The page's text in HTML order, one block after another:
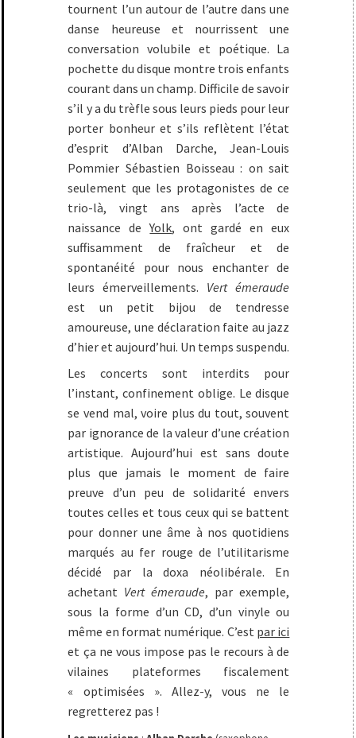
tournent l’un autour de l’autre dans une
danse heureuse et nourrissent une
conversation volubile et poétique. La
pochette du disque montre trois enfants
courant dans un champ. Difficile de savoir
s’il y a du trèfle sous leurs pieds pour leur
porter bonheur et s’ils reflètent l’état
d’esprit d’Alban Darche, Jean-Louis
Pommier Sébastien Boisseau : on sait
seulement que les protagonistes de ce
trio-là, vingt ans après l’acte de
naissance deYolk, ont gardé en eux
suffisamment de fraîcheur et de
spontanéité pour nous enchanter de
leurs émerveillements. Vert émeraude
est un petit bijou de tendresse
amoureuse, une déclaration faite au jazz
d’hier et aujourd’hui. Un temps suspendu.
Les concerts sont interdits pour
l’instant, confinement oblige. Le disque
se vend mal, voire plus du tout, souvent
par ignorance de la valeur d’une création
artistique. Aujourd’hui est sans doute
plus que jamais le moment de faire
preuve d’un peu de solidarité envers
toutes celles et tous ceux qui se battent
pour donner une âme à nos quotidiens
marqués au fer rouge de l’utilitarisme
décidé par la doxa néolibérale. En
achetant Vert émeraude, par exemple,
sous la forme d’un CD, d’un vinyle ou
même en format numérique. C’est par ici
et ça ne vous impose pas le recours à de
vilaines plateformes fiscalement
« optimisées ». Allez-y, vous ne le
regretterez pas !